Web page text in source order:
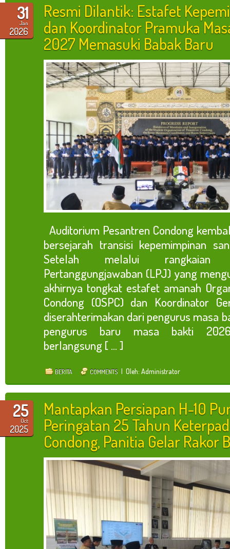
31
Jan
2026
Resmi Dilantik: Estafet
dan Koordinator Pramuka
2027 Memasuki Babak Baru
Auditorium Pesantren Condong
bersejarah transisi kepemimpinan
Setelah melalui rangkaian
Pertanggungjawaban (LPJ) yang
akhirnya tongkat estafet amanah
Condong (OSPC) dan Koordinator
diserahterimakan dari pengurus masa
pengurus baru masa bakti
berlangsung [ ... ]
BERITA COMMENTS | Oleh: Administrator
25
Oct
2025
Mantapkan Persiapan H-10
Peringatan 25 Tahun
Condong, Panitia Gelar Rakor